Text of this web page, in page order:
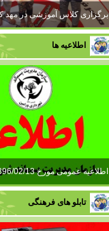
برگزاری کلاس آموزشی در مهد
اطلاعیه ها
اطلاعیه عمومی مورخ 1396/02/13
تابلو های فرهنگی